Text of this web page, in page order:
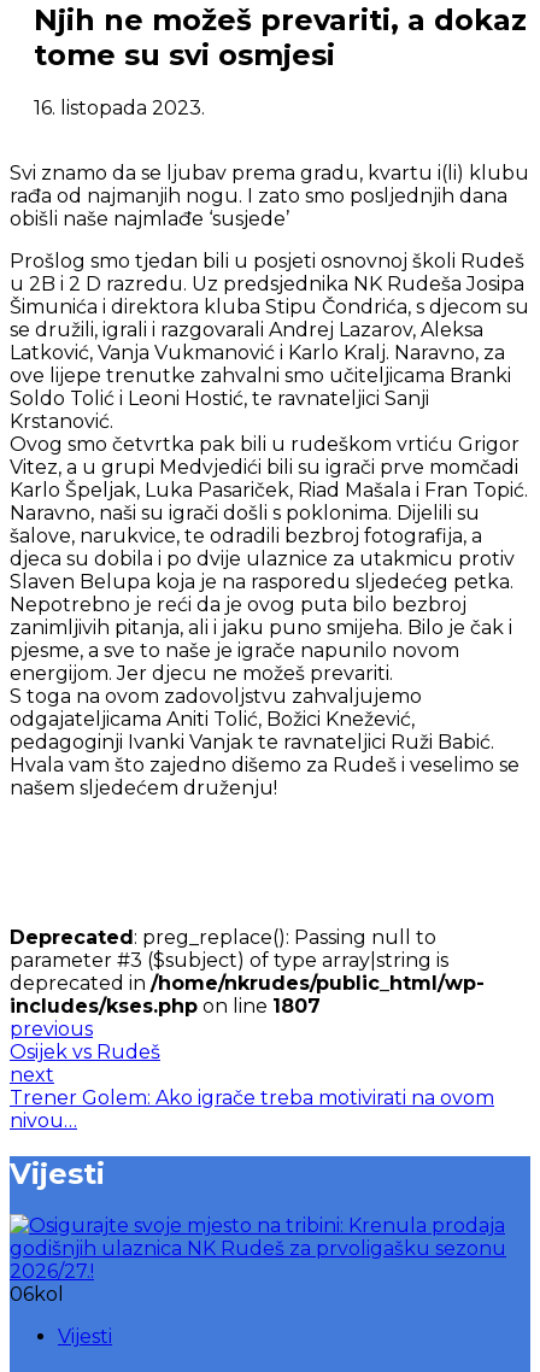
Njih ne možeš prevariti, a dokaz
tome su svi osmjesi
16. listopada 2023.
Svi znamo da se ljubav prema gradu, kvartu i(li) klubu
rađa od najmanjih nogu. I zato smo posljednjih dana
obišli naše najmlađe ‘susjede’
Prošlog smo tjedan bili u posjeti osnovnoj školi Rudeš
u 2B i 2 D razredu. Uz predsjednika NK Rudeša Josipa
Šimunića i direktora kluba Stipu Čondrića, s djecom su
se družili, igrali i razgovarali Andrej Lazarov, Aleksa
Latković, Vanja Vukmanović i Karlo Kralj. Naravno, za
ove lijepe trenutke zahvalni smo učiteljicama Branki
Soldo Tolić i Leoni Hostić, te ravnateljici Sanji
Krstanović.
Ovog smo četvrtka pak bili u rudeškom vrtiću Grigor
Vitez, a u grupi Medvjedići bili su igrači prve momčadi
Karlo Špeljak, Luka Pasariček, Riad Mašala i Fran Topić.
Naravno, naši su igrači došli s poklonima. Dijelili su
šalove, narukvice, te odradili bezbroj fotografija, a
djeca su dobila i po dvije ulaznice za utakmicu protiv
Slaven Belupa koja je na rasporedu sljedećeg petka.
Nepotrebno je reći da je ovog puta bilo bezbroj
zanimljivih pitanja, ali i jaku puno smijeha. Bilo je čak i
pjesme, a sve to naše je igrače napunilo novom
energijom. Jer djecu ne možeš prevariti.
S toga na ovom zadovoljstvu zahvaljujemo
odgajateljicama Aniti Tolić, Božici Knežević,
pedagoginji Ivanki Vanjak te ravnateljici Ruži Babić.
Hvala vam što zajedno dišemo za Rudeš i veselimo se
našem sljedećem druženju!
Deprecated: preg_replace(): Passing null to
parameter #3 ($subject) of type array|string is
deprecated in /home/nkrudes/public_html/wp-
includes/kses.php on line 1807
previous
Osijek vs Rudeš
next
Trener Golem: Ako igrače treba motivirati na ovom
nivou…
Vijesti
06kol
Vijesti